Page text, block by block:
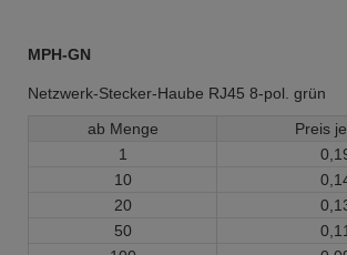
MPH-GN
Netzwerk-Stecker-Haube RJ45 8-pol. grün
ab Menge
Preis
1
0,
10
0,
20
0,
50
0, 11